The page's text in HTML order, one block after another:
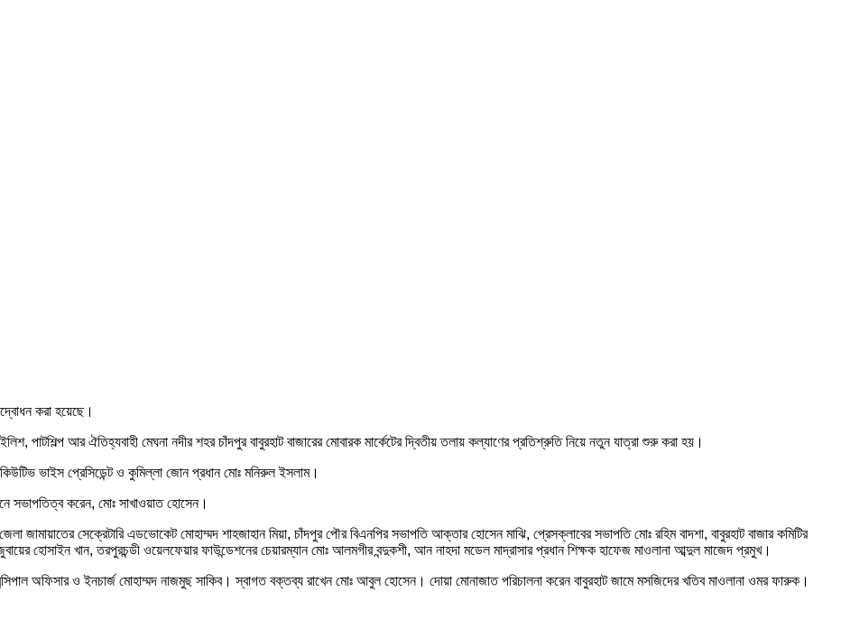
করা হয়েছে।
আর ঐতিহ্যবাহী মেঘনা নদীর শহর চাঁদপুর বাবুরহাট বাজারের মোবারক মার্কেটের দ্বিতীয় তলায় কল্যাণের প্রতিশ্রুতি নিয়ে নতুন যাত্রা শুরু করা হয়।
ভাইস প্রেসিডেন্ট ও কুমিল্লা জোন প্রধান মোঃ মনিরুল ইসলাম।
সভাপতিত্ব করেন, মোঃ সাখাওয়াত হোসেন।
জামায়াতের সেক্রেটারি এডভোকেট মোহাম্মদ শাহজাহান মিয়া, চাঁদপুর পৌর বিএনপির সভাপতি আক্তার হোসেন মাঝি, প্রেসক্লাবের সভাপতি মোঃ রহিম বাদশা, বাবুরহাট বাজার কমিটির
হোসাইন খান, তরপুরচন্ডী ওয়েলফেয়ার ফাউন্ডেশনের চেয়ারম্যান মোঃ আলমগীর বন্দুকশী, আন নাহদা মডেল মাদ্রাসার প্রধান শিক্ষক হাফেজ মাওলানা আব্দুল মাজেদ প্রমুখ।
অফিসার ও ইনচার্জ মোহাম্মদ নাজমুছ সাকিব। স্বাগত বক্তব্য রাখেন মোঃ আবুল হোসেন। দোয়া মোনাজাত পরিচালনা করেন বাবুরহাট জামে মসজিদের খতিব মাওলানা ওমর ফারুক।